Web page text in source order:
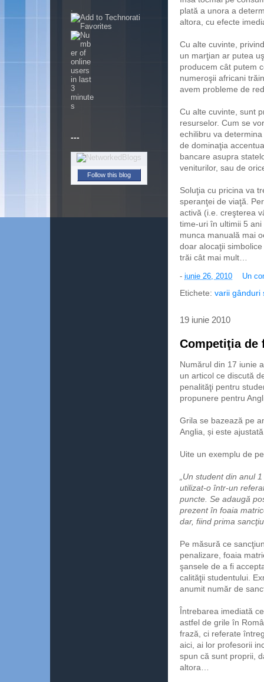
plată a unora a
altora, cu efecte
Cu alte cuvinte,
un marţian ar putea
producem cât putem
numeroşii africani
avem probleme de
Cu alte cuvinte, sunt
resurselor. Cum se
echilibru va
de dominaţia
bancare asupra
veniturilor, sau de
Soluţia cu pricina va
speranţei de viaţă.
activă (i.e. creşterea
time-uri în ultimii 5
munca manuală mai
doar alocaţii
trăi cât mai mult…
- iunie 26, 2010 Un
Etichete: varii gânduri
19 iunie 2010
Competiţia de
Numărul din 17 iunie
un articol ce discută
penalităţi pentru
propunere pentru
Grila se bazează pe
Anglia, și este
Uite un exemplu de
„Un student din anul
utilizat-o într-un
puncte. Se adaugă
prezent în foaia
dar, fiind prima
Pe măsură ce
penalizare, foaia
şansele de a fi
calităţii studentului.
anumit număr de
Întrebarea imediată
astfel de grile în
frază, ci referate
aici, ai lor profesorii
spun că sunt proprii,
altora…
---
Follow this blog